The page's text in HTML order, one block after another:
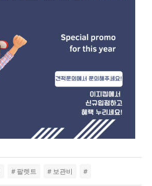
# 팔렛트 # 보관비 #